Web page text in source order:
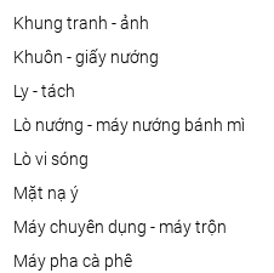
khung tranh - ảnh
khuôn - giấy nướng
ly - tách
lò nướng - máy nướng bánh mì
lò vi sóng
mặt nạ ý
máy chuyên dụng - máy trộn
máy pha cà phê